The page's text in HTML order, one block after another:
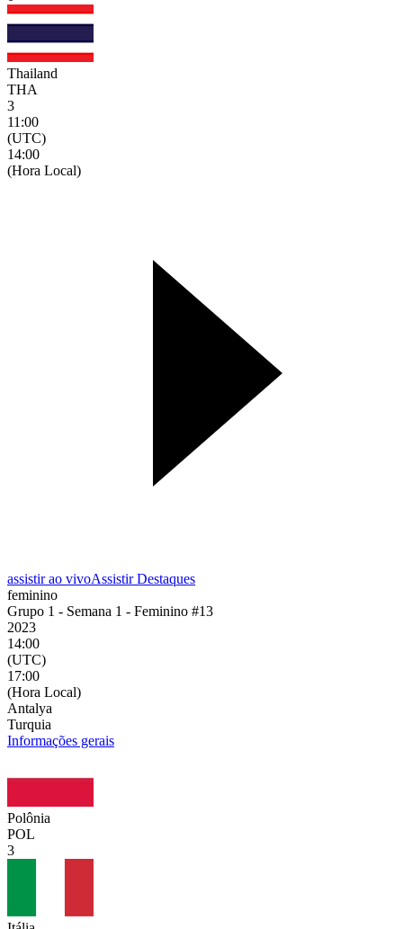
Thailand
THA
3
11:00
(UTC)
14:00
(Hora Local)
assistir ao vivoAssistir Destaques
feminino
Grupo 1 - Semana 1 - Feminino #13
2023
14:00
(UTC)
17:00
(Hora Local)
Antalya
Turquia
Informações gerais
Polônia
POL
3